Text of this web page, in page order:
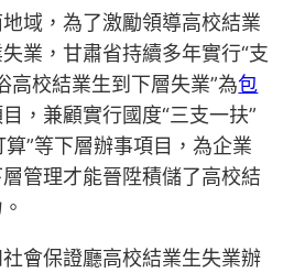
域，為了激勵領導高校結業
業，甘肅省持續多年實行“支
高校結業生到下層失業”為包
，兼顧實行國度“三支一扶”
算”等下層辦事項目，為企業
管理才能晉陞積儲了高校結
會保證廳高校結業生失業辦